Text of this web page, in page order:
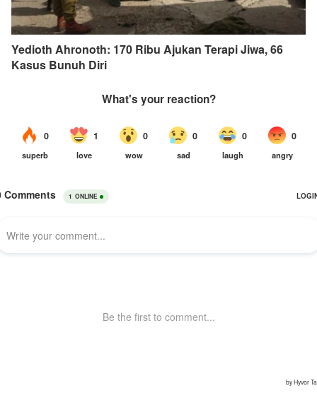
Yedioth Ahronoth: 170 Ribu Ajukan Terapi Jiwa, 66
Kasus Bunuh Diri